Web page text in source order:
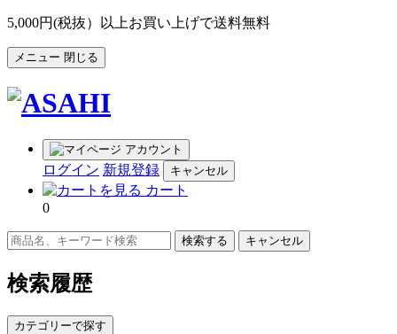
5,000円(税抜）以上お買い上げで送料無料
メニュー 閉じる
アカウント
ログイン 新規登録 キャンセル
カート
0
キャンセル
検索履歴
カテゴリーで探す